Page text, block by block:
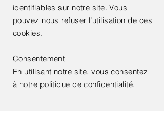
identifiables sur notre site. Vous
pouvez nous refuser l’utilisation de ces
cookies.
Consentement
En utilisant notre site, vous consentez
à notre politique de confidentialité.